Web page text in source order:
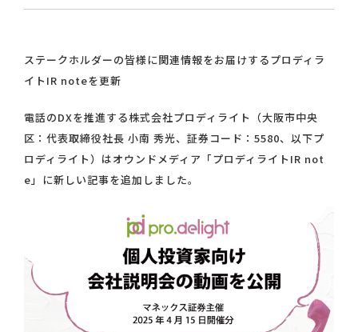
ステークホルダーの皆様に関連情報をお届けするプロディラ
イトIR noteを更新
電話のDXを推進する株式会社プロディライト（大阪市中央
区：代表取締役社長 小南 秀光、証券コード：5580、以下プ
ロディライト）はオウンドメディア「プロディライトIR not
e」に新しい記事を追加しました。